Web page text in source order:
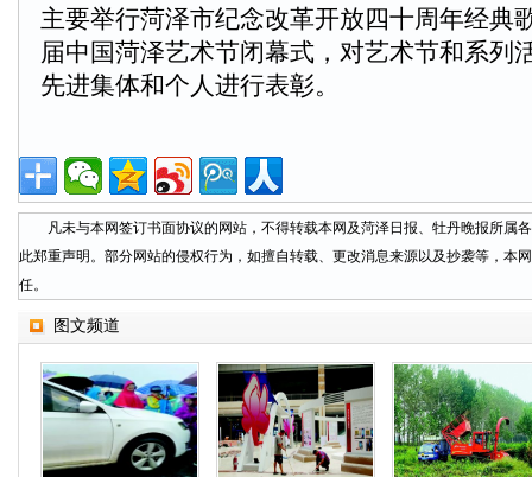
主要举行菏泽市纪念改革开放四十周年经典
届中国菏泽艺术节闭幕式，对艺术节和系列
先进集体和个人进行表彰。
凡未与本网签订书面协议的网站，不得转载本网及菏泽日报、牡丹晚报所属
此郑重声明。部分网站的侵权行为，如擅自转载、更改消息来源以及抄袭等，本
任。
图文频道